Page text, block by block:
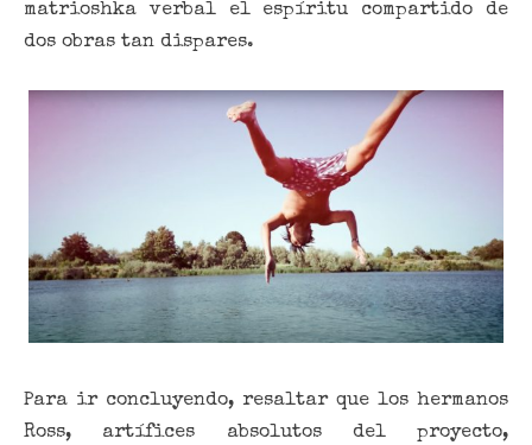
matrioshka verbal el espíritu compartido de
dos obras tan dispares.
Para ir concluyendo, resaltar que los hermanos
Ross, artífices absolutos del proyecto,